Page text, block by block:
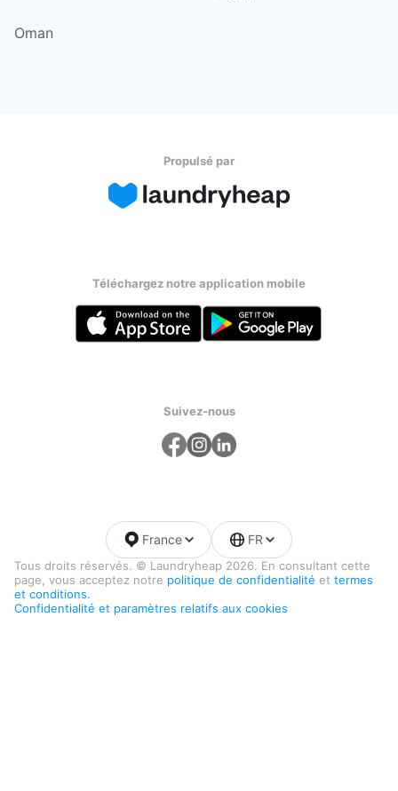
Oman
Propulsé par
Téléchargez notre application mobile
Suivez-nous
Tous droits réservés. © Laundryheap 2026. En consultant cette
page, vous acceptez notre politique de confidentialité et termes
et conditions.
Confidentialité et paramètres relatifs aux cookies
France FR